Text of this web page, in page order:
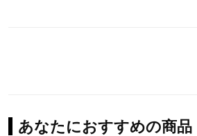
あなたにおすすめの商品